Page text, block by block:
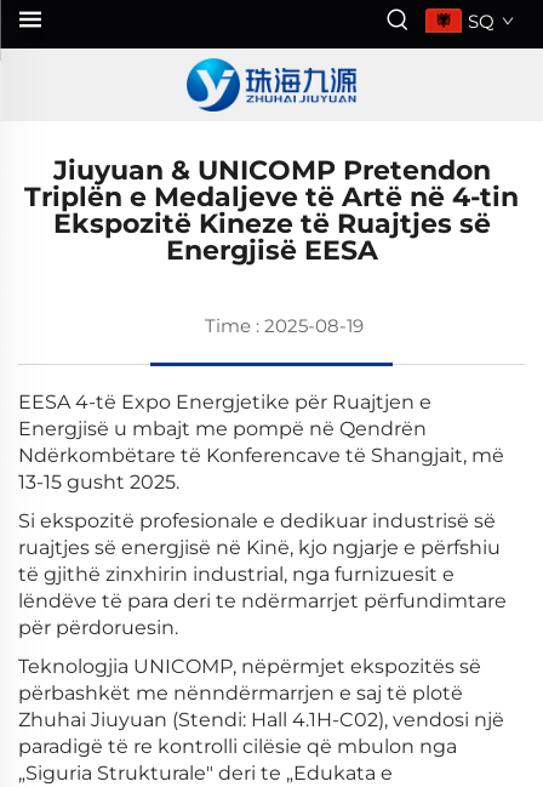
SQ
Jiuyuan & UNICOMP Pretendon
Triplën e Medaljeve të Artë në 4-tin
Ekspozitë Kineze të Ruajtjes së
Energjisë EESA
Time : 2025-08-19
EESA 4-të Expo Energjetike për Ruajtjen e
Energjisë u mbajt me pompë në Qendrën
Ndërkombëtare të Konferencave të Shangjait, më
13-15 gusht 2025.
Si ekspozitë profesionale e dedikuar industrisë së
ruajtjes së energjisë në Kinë, kjo ngjarje e përfshiu
të gjithë zinxhirin industrial, nga furnizuesit e
lëndëve të para deri te ndërmarrjet përfundimtare
për përdoruesin.
Teknologjia UNICOMP, nëpërmjet ekspozitës së
përbashkët me nënndërmarrjen e saj të plotë
Zhuhai Jiuyuan (Stendi: Hall 4.1H-C02), vendosi një
paradigë të re kontrolli cilësie që mbulon nga
„Siguria Strukturale" deri te „Edukata e